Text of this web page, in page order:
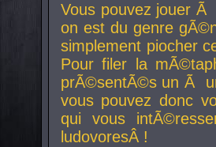
Vous pouvez jouer
on est du genre
simplement piocher
Pour filer la
prÃ©sentÃ©s un Ã
vous pouvez donc
qui vous
ludovoresÂ !